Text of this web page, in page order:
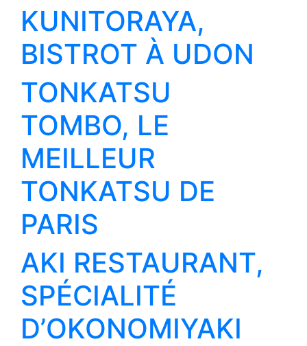
KUNITORAYA,
BISTROT À UDON
TONKATSU
TOMBO, LE
MEILLEUR
TONKATSU DE
PARIS
AKI RESTAURANT,
SPÉCIALITÉ
D’OKONOMIYAKI